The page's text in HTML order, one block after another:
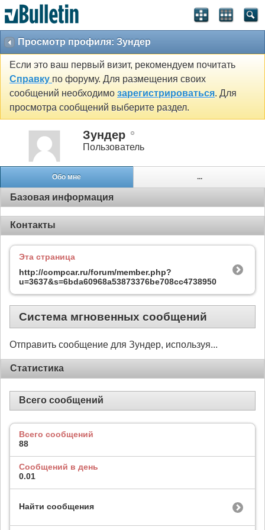
Просмотр профиля: Зундер
Если это ваш первый визит, рекомендуем почитать
Справку по форуму. Для размещения своих
сообщений необходимо зарегистрироваться. Для
просмотра сообщений выберите раздел.
Зундер
Пользователь
Обо мне ...
Базовая информация
Контакты
Эта страница
http://compcar.ru/forum/member.php?
u=3637&s=6bda60968a53873376be708cc4738950
Система мгновенных сообщений
Отправить сообщение для Зундер, используя...
Статистика
Всего сообщений
Всего сообщений
88
Сообщений в день
0.01
Найти сообщения